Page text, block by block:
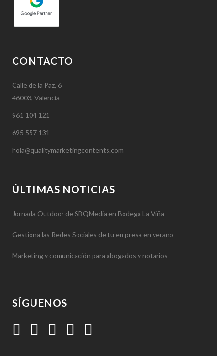
CONTACTO
Calle de la Paz, 6
46003, Valencia
961 104 121
695 557 131
hola@qualitymarketingcontents.com
ÚLTIMAS NOTICIAS
Jornada Outdoor de SBQMedia en Bodega La Viña
Gestiona las Redes Sociales de tu empresa en verano
Marketing y comunicación para abogados y notarios
SÍGUENOS